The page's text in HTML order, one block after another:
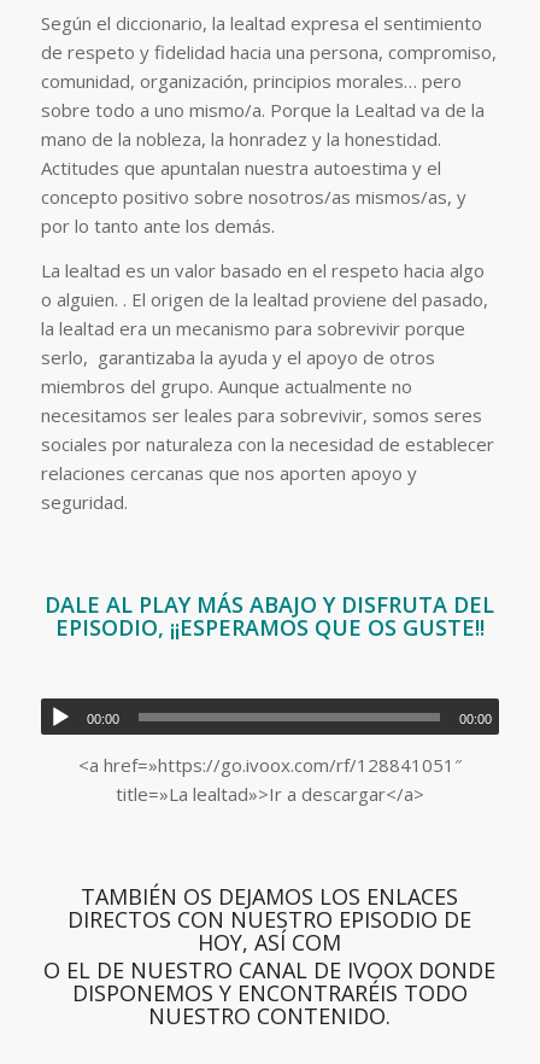
Según el diccionario, la lealtad expresa el sentimiento
de respeto y fidelidad hacia una persona, compromiso,
comunidad, organización, principios morales… pero
sobre todo a uno mismo/a. Porque la Lealtad va de la
mano de la nobleza, la honradez y la honestidad.
Actitudes que apuntalan nuestra autoestima y el
concepto positivo sobre nosotros/as mismos/as, y
por lo tanto ante los demás.
La lealtad es un valor basado en el respeto hacia algo
o alguien. . El origen de la lealtad proviene del pasado,
la lealtad era un mecanismo para sobrevivir porque
serlo, garantizaba la ayuda y el apoyo de otros
miembros del grupo. Aunque actualmente no
necesitamos ser leales para sobrevivir, somos seres
sociales por naturaleza con la necesidad de establecer
relaciones cercanas que nos aporten apoyo y
seguridad.
DALE AL PLAY MÁS ABAJO Y DISFRUTA DEL
EPISODIO, ¡¡ESPERAMOS QUE OS GUSTE!!
00:00 00:00
<a href=»https://go.ivoox.com/rf/128841051″
title=»La lealtad»>Ir a descargar</a>
TAMBIÉN OS DEJAMOS LOS ENLACES
DIRECTOS CON NUESTRO EPISODIO DE
HOY, ASÍ COM
O EL DE NUESTRO CANAL DE IVOOX DONDE
DISPONEMOS Y ENCONTRARÉIS TODO
NUESTRO CONTENIDO.